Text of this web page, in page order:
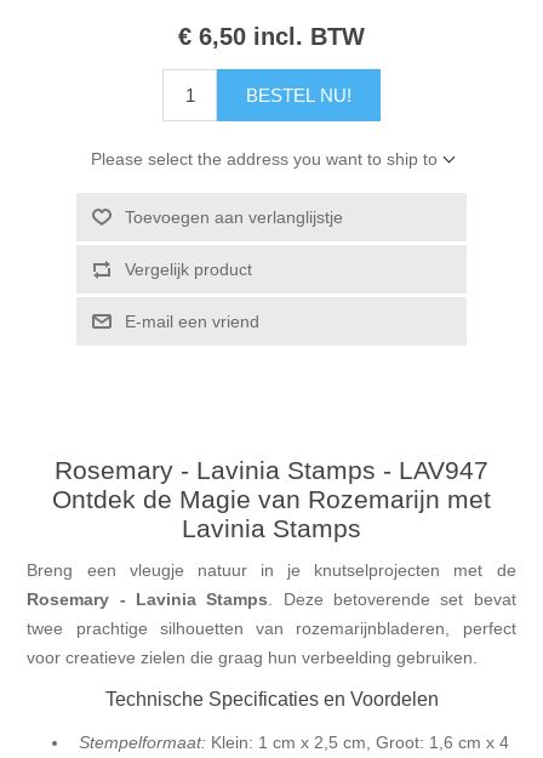
€ 6,50 incl. BTW
BESTEL NU!
Please select the address you want to ship to
Toevoegen aan verlanglijstje
Vergelijk product
E-mail een vriend
Rosemary - Lavinia Stamps - LAV947
Ontdek de Magie van Rozemarijn met
Lavinia Stamps
Breng een vleugje natuur in je knutselprojecten met de
Rosemary - Lavinia Stamps. Deze betoverende set bevat
twee prachtige silhouetten van rozemarijnbladeren, perfect
voor creatieve zielen die graag hun verbeelding gebruiken.
Technische Specificaties en Voordelen
Stempelformaat:Klein: 1 cm x 2,5 cm, Groot: 1,6 cm x 4